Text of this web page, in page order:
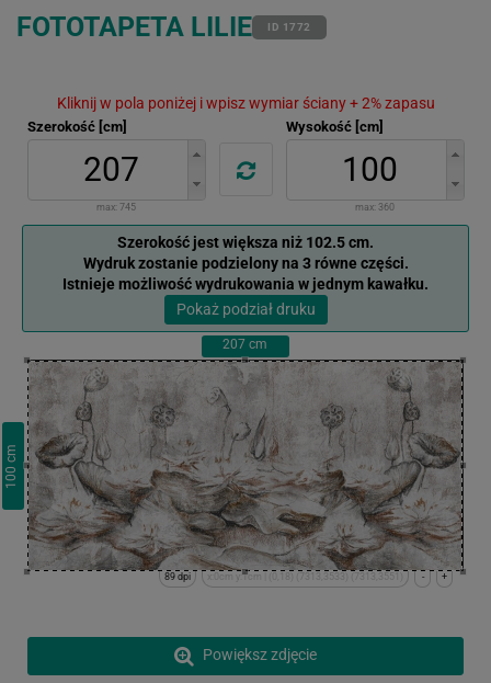
FOTOTAPETA LILIE ID 1772
Kliknij w pola poniżej i wpisz wymiar ściany + 2% zapasu
Szerokość [cm]
max: 745
Wysokość [cm]
max: 360
Szerokość jest większa niż 102.5 cm.
Wydruk zostanie podzielony na 3 równe części.
Istnieje możliwość wydrukowania w jednym kawałku.
Pokaż podział druku
207 cm
100
cm
+
-
x:0cm y:1cm | (0,18) (7313,3533) (7313,3551)
89 dpi
Powiększ zdjęcie